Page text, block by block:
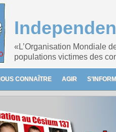
«L’Organisation Mondiale
populations victimes des
CONNAÎTRE AGIR